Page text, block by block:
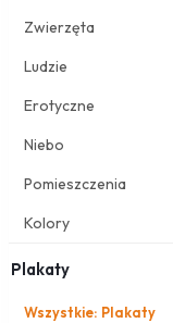
Zwierzęta
Ludzie
Erotyczne
Niebo
Pomieszczenia
Kolory
Plakaty
Wszystkie: Plakaty